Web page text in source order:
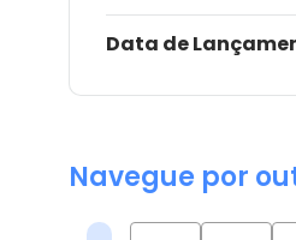
Data de
Navegue por